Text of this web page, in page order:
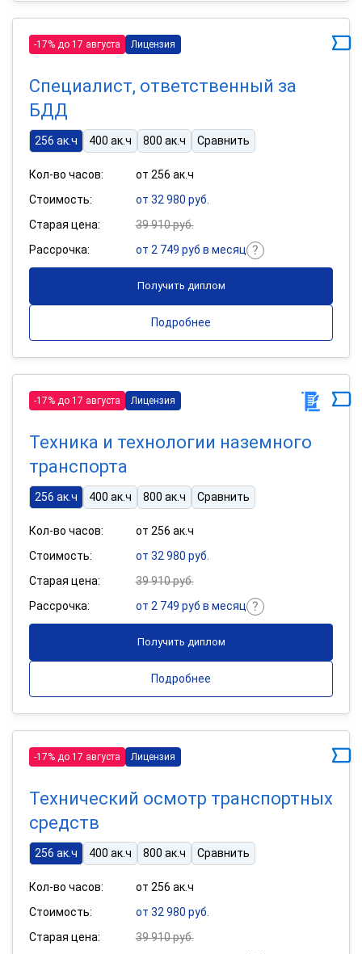
-17% до 17 августа Лицензия
Специалист, ответственный за
БДД
256 ак.ч 400 ак.ч 800 ак.ч Сравнить
Кол-во часов:
от 256 ак.ч
Стоимость:
от 32 980 руб.
Старая цена:
39 910 руб.
Рассрочка:
от 2 749 руб в месяц
Получить диплом
Подробнее
-17% до 17 августа Лицензия
Техника и технологии наземного
транспорта
256 ак.ч 400 ак.ч 800 ак.ч Сравнить
Кол-во часов:
от 256 ак.ч
Стоимость:
от 32 980 руб.
Старая цена:
39 910 руб.
Рассрочка:
от 2 749 руб в месяц
Получить диплом
Подробнее
-17% до 17 августа Лицензия
Технический осмотр транспортных
средств
256 ак.ч 400 ак.ч 800 ак.ч Сравнить
Кол-во часов:
от 256 ак.ч
Стоимость:
от 32 980 руб.
Старая цена:
39 910 руб.